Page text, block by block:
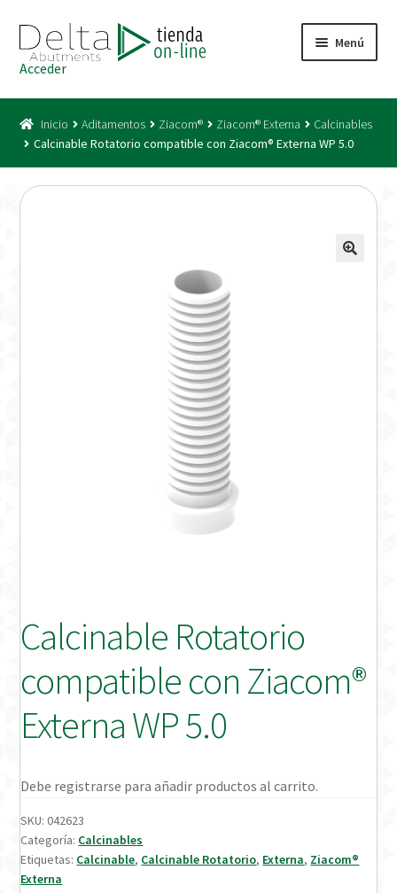
a
la
navegación
al
contenido
Menú
Acceso
Mi cuenta
On-line Store
Productos Favoritos
Uso previsto
Verification Required
Welcome to DELTA Abutments | Tienda Online!
Acceder
Inicio Aditamentos Ziacom® Ziacom® Externa
Calcinables
Calcinable Rotatorio compatible con Ziacom® Externa WP 5.0
Calcinable Rotatorio
compatible con Ziacom®
Externa WP 5.0
Debe registrarse para añadir productos al carrito.
SKU:042623
Categoría: Calcinables
Etiquetas: Calcinable, Calcinable Rotatorio, Externa, Ziacom®
Externa